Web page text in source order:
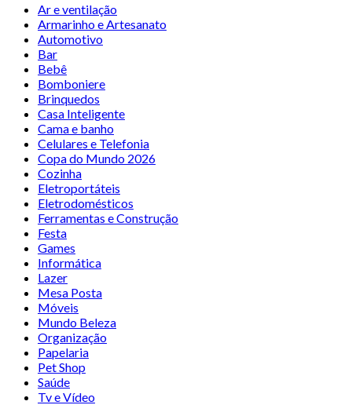
Ar e ventilação
Armarinho e Artesanato
Automotivo
Bar
Bebê
Bomboniere
Brinquedos
Casa Inteligente
Cama e banho
Celulares e Telefonia
Copa do Mundo 2026
Cozinha
Eletroportáteis
Eletrodomésticos
Ferramentas e Construção
Festa
Games
Informática
Lazer
Mesa Posta
Móveis
Mundo Beleza
Organização
Papelaria
Pet Shop
Saúde
Tv e Vídeo